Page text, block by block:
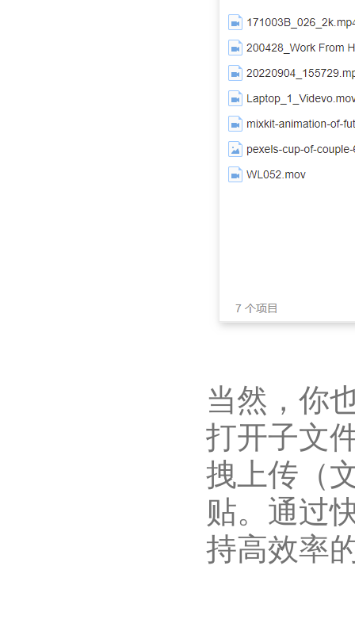
当然，你
打开子文
拽上传（
贴。通过
持高效率